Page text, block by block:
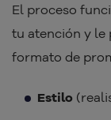
El proceso
tu atención y le
formato de
Estilo